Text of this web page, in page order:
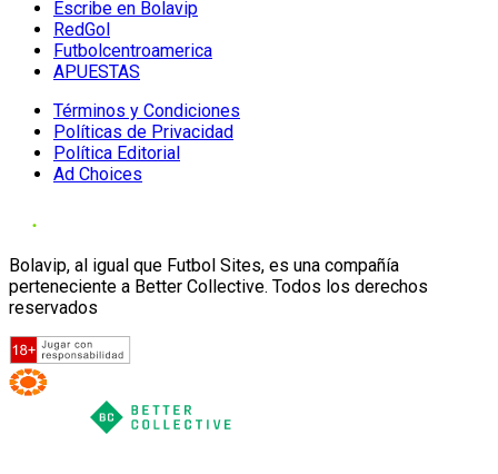
Escribe en Bolavip
RedGol
Futbolcentroamerica
APUESTAS
Términos y Condiciones
Políticas de Privacidad
Política Editorial
Ad Choices
Bolavip, al igual que Futbol Sites, es una compañía
perteneciente a Better Collective. Todos los derechos
reservados